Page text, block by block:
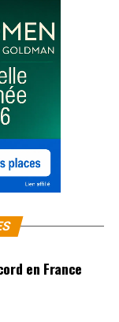
en France